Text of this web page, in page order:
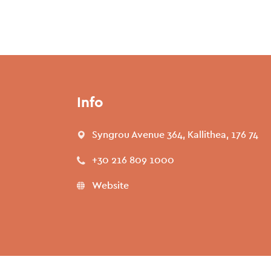
Info
Syngrou Avenue 364, Kallithea, 176 74
+30 216 809 1000
Website